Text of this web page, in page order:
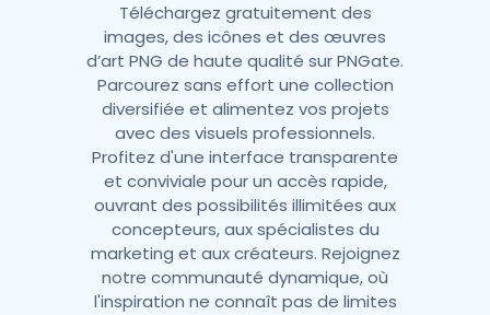
Téléchargez gratuitement des
images, des icônes et des œuvres
d’art PNG de haute qualité sur PNGate.
Parcourez sans effort une collection
diversifiée et alimentez vos projets
avec des visuels professionnels.
Profitez d'une interface transparente
et conviviale pour un accès rapide,
ouvrant des possibilités illimitées aux
concepteurs, aux spécialistes du
marketing et aux créateurs. Rejoignez
notre communauté dynamique, où
l'inspiration ne connaît pas de limites